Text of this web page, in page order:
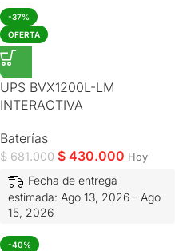
-37%
OFERTA
UPS BVX1200L-LM
INTERACTIVA
Baterías
$681.000 $ 430.000 Hoy
Fecha de entrega
estimada: Ago 13, 2026 - Ago
15, 2026
-40%